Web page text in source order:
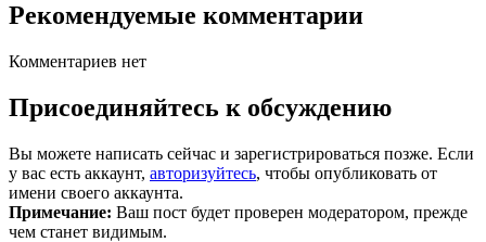
Рекомендуемые комментарии
Комментариев нет
Присоединяйтесь к обсуждению
Вы можете написать сейчас и зарегистрироваться позже. Если
у вас есть аккаунт, авторизуйтесь, чтобы опубликовать от
имени своего аккаунта.
Примечание: Ваш пост будет проверен модератором, прежде
чем станет видимым.